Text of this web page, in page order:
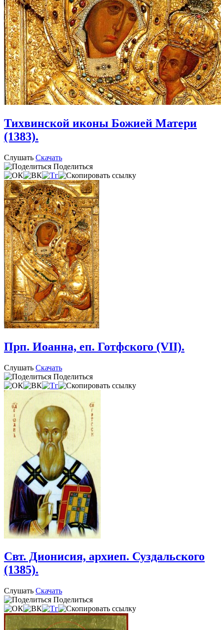
Тихвинской иконы Божией Матери
(1383).
Слушать Скачать
Поделиться
Прп. Иоанна, еп. Готфского (VII).
Слушать Скачать
Поделиться
Свт. Дионисия, архиеп. Суздальского
(1385).
Слушать Скачать
Поделиться